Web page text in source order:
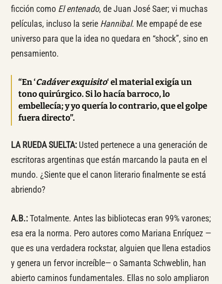
ficción como El entenado, de Juan José Saer; vi muchas
películas, incluso la serie Hannibal. Me empapé de ese
universo para que la idea no quedara en “shock”, sino en
pensamiento.
“En ‘Cadáver exquisito‘ el material exigía un
tono quirúrgico. Si lo hacía barroco, lo
embellecía; y yo quería lo contrario, que el golpe
fuera directo”.
LA RUEDA SUELTA:Usted pertenece a una generación de
escritoras argentinas que están marcando la pauta en el
mundo. ¿Siente que el canon literario finalmente se está
abriendo?
A.B.:Totalmente. Antes las bibliotecas eran 99% varones;
esa era la norma. Pero autores como Mariana Enríquez —
que es una verdadera rockstar, alguien que llena estadios
y genera un fervor increíble— o Samanta Schweblin, han
abierto caminos fundamentales. Ellas no solo ampliaron